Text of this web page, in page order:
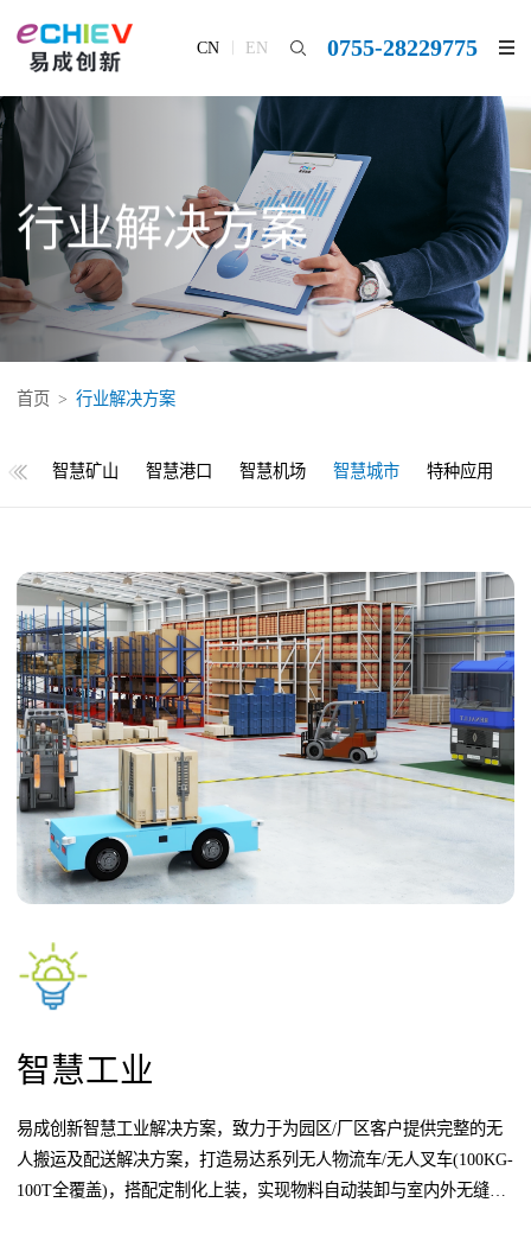
CN EN 0755-28229775
行业解决方案
首页 > 行业解决方案
园 智慧矿山 智慧港口 智慧机场 智慧城市 特种应用
智慧工业
易成创新智慧工业解决方案，致力于为园区/厂区客户提供完整的无
人搬运及配送解决方案，打造易达系列无人物流车/无人叉车(100KG-
100T全覆盖)，搭配定制化上装，实现物料自动装卸与室内外无缝转